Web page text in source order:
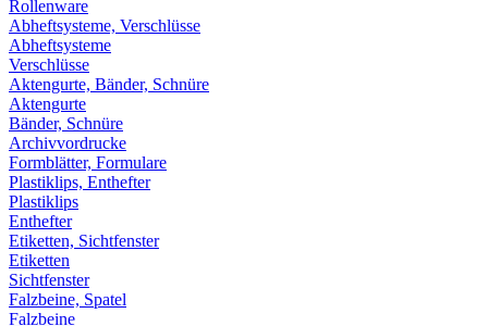
Rollenware
Abheftsysteme, Verschlüsse
Abheftsysteme
Verschlüsse
Aktengurte, Bänder, Schnüre
Aktengurte
Bänder, Schnüre
Archivvordrucke
Formblätter, Formulare
Plastiklips, Enthefter
Plastiklips
Enthefter
Etiketten, Sichtfenster
Etiketten
Sichtfenster
Falzbeine, Spatel
Falzbeine